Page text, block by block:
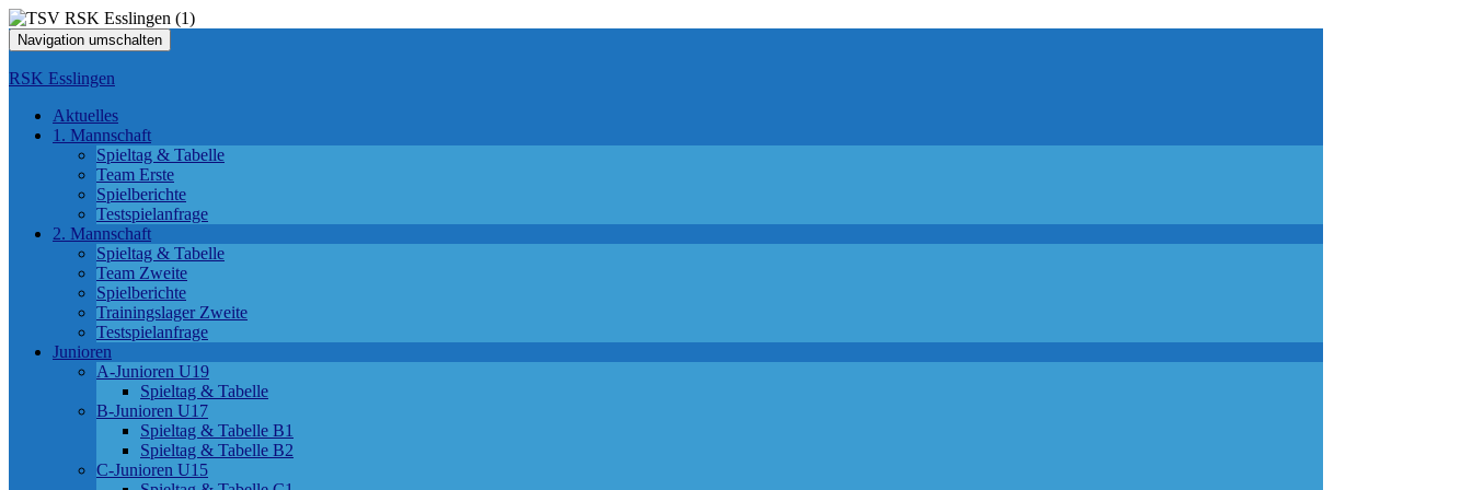
Navigation umschalten
RSK Esslingen
Aktuelles
1. Mannschaft
Spieltag & Tabelle
Team Erste
Spielberichte
Testspielanfrage
2. Mannschaft
Spieltag & Tabelle
Team Zweite
Spielberichte
Trainingslager Zweite
Testspielanfrage
Junioren
A-Junioren U19
Spieltag & Tabelle
B-Junioren U17
Spieltag & Tabelle B1
Spieltag & Tabelle B2
C-Junioren U15